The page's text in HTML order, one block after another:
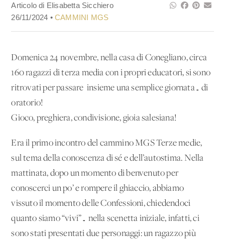
Articolo di Elisabetta Sicchiero
26/11/2024 •CAMMINI MGS
Domenica 24 novembre, nella casa di Conegliano, circa
160 ragazzi di terza media con i propri educatori, si sono
ritrovati per passare insieme una semplice giornata… di
oratorio!
Gioco, preghiera, condivisione, gioia salesiana!
Era il primo incontro del cammino MGS Terze medie,
sul tema della conoscenza di sé e dell’autostima. Nella
mattinata, dopo un momento di benvenuto per
conoscerci un po’ e rompere il ghiaccio, abbiamo
vissuto il momento delle Confessioni, chiedendoci
quanto siamo “vivi”… nella scenetta iniziale, infatti, ci
sono stati presentati due personaggi: un ragazzo più